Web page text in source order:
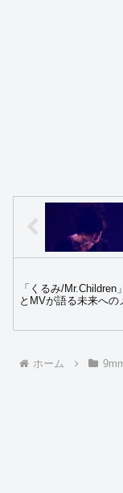
「くるみ/
とMVが語る未来への
ホーム